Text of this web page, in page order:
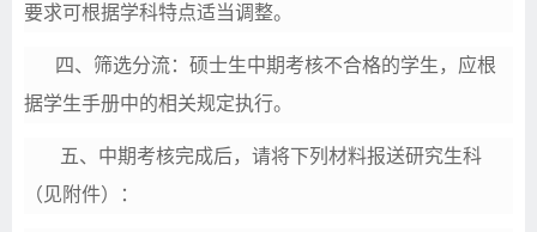
要求可根据学科特点适当调整。
四、筛选分流： 硕士生中期考核不合格的学生，应根
据学生手册中的相关规定执行。
五、 中期考核完成后，请将下列材料报送研究生科
（见附件）：